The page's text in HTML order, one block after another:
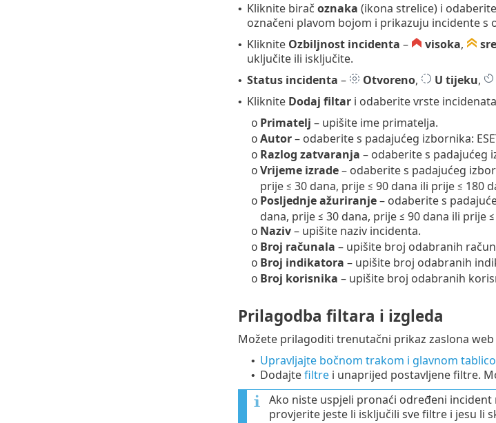
• Kliknite birač oznaka (ikona strelice) i
označeni plavom bojom i prikazuju incidente s
• Kliknite Ozbiljnost incidenta – visoka,
uključite ili isključite.
• Status incidenta – Otvoreno, U tijeku,
• Kliknite Dodaj filtari odaberite vrste
o Primatelj – upišite ime primatelja.
o Autor– odaberite s padajućeg izbornika:
o Razlog zatvaranja – odaberite s padajućeg
o Vrijeme izrade– odaberite s padajućeg
prije ≤ 30 dana, prije ≤ 90 dana ili prije ≤ 180
o Posljednje ažuriranje– odaberite s
dana, prije ≤ 30 dana, prije ≤ 90 dana ili prije
o Naziv– upišite naziv incidenta.
o Broj računala – upišite broj odabranih
o Broj indikatora – upišite broj odabranih
o Broj korisnika – upišite broj odabranih
Prilagodba filtara i izgleda
Možete prilagoditi trenutačni prikaz zaslona web
• Upravljajte bočnom trakom i glavnom
• Dodajtefiltrei unaprijed postavljene filtre.
Ako niste uspjeli pronaći određeni incident
provjerite jeste li isključili sve filtre i jesu li